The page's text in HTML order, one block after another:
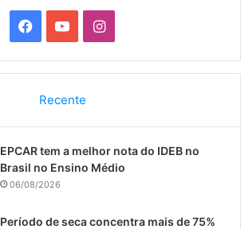
a
b
o
o
o
u
e
I
n
a
r
Recente
EPCAR tem a melhor nota do IDEB no
Brasil no Ensino Médio
06/08/2026
Período de seca concentra mais de 75%